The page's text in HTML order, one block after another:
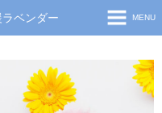
ベンダー MENU